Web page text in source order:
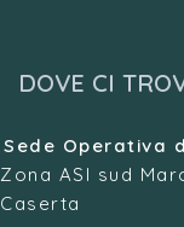
DOVE CI
Sede Operativa
Zona ASI sud
Caserta